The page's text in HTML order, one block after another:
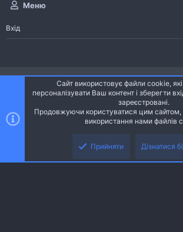
Меню
Вхід
Ніч
Українська (UA)
S
Community platform by XenForo® © 2010-2026
Community platform by XenForo © 2010-2022
Сайт використовує файли cookie,
персоналізувати Ваш контент і зберегти
зареєстровані.
Продовжуючи користуватися цим сайтом,
використання нами файлів
Прийняти Дізнатися